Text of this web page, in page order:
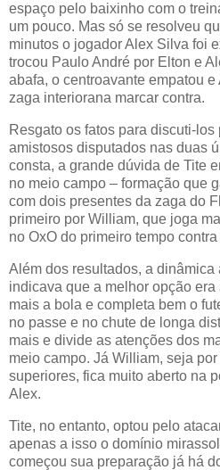
espaço pelo baixinho com o
um pouco. Mas só se resolveu
minutos o jogador Alex Silva foi
trocou Paulo André por Elton e
abafa, o centroavante empatou
zaga interiorana marcar contra.
Resgato os fatos para discuti-
amistosos disputados nas duas
consta, a grande dúvida de Tite
no meio campo – formação que
com dois presentes da zaga do
primeiro por William, que joga
no OxO do primeiro tempo
Além dos resultados, a
indicava que a melhor opção
mais a bola e completa bem o
no passe e no chute de longa
mais e divide as atenções dos
meio campo. Já William, seja
superiores, fica muito aberto na
Alex.
Tite, no entanto, optou pelo
apenas a isso o domínio
começou sua preparação já há